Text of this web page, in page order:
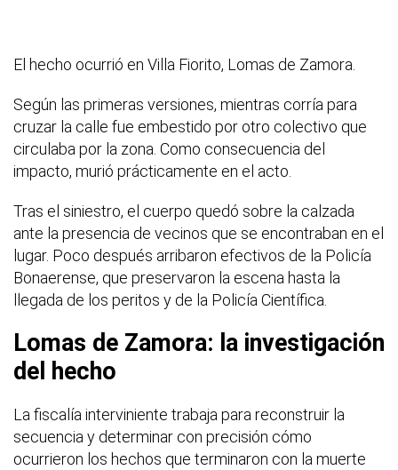
El hecho ocurrió en Villa Fiorito, Lomas de Zamora.
Según las primeras versiones, mientras corría para
cruzar la calle fue embestido por otro colectivo que
circulaba por la zona. Como consecuencia del
impacto, murió prácticamente en el acto.
Tras el siniestro, el cuerpo quedó sobre la calzada
ante la presencia de vecinos que se encontraban en el
lugar. Poco después arribaron efectivos de la Policía
Bonaerense, que preservaron la escena hasta la
llegada de los peritos y de la Policía Científica.
Lomas de Zamora: la investigación
del hecho
La fiscalía interviniente trabaja para reconstruir la
secuencia y determinar con precisión cómo
ocurrieron los hechos que terminaron con la muerte